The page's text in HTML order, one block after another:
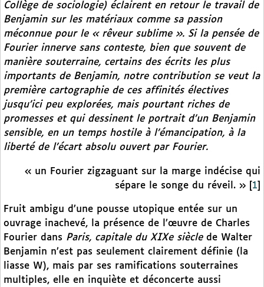
Collège de sociologie) éclairent en retour le travail de
Benjamin sur les matériaux comme sa passion
méconnue pour le « rêveur sublime ». Si la pensée de
Fourier innerve sans conteste, bien que souvent de
manière souterraine, certains des écrits les plus
importants de Benjamin, notre contribution se veut la
première cartographie de ces affinités électives
jusqu’ici peu explorées, mais pourtant riches de
promesses et qui dessinent le portrait d’un Benjamin
sensible, en un temps hostile à l’émancipation, à la
liberté de l’écart absolu ouvert par Fourier.
« un Fourier zigzaguant sur la marge indécise qui
sépare le songe du réveil. »
1
Fruit ambigu d’une pousse utopique entée sur un
ouvrage inachevé, la présence de l’œuvre de Charles
Fourier dans Paris, capitale du XIXe sièclede Walter
Benjamin n’est pas seulement clairement définie (la
liasse W), mais par ses ramifications souterraines
multiples, elle en inquiète et déconcerte aussi